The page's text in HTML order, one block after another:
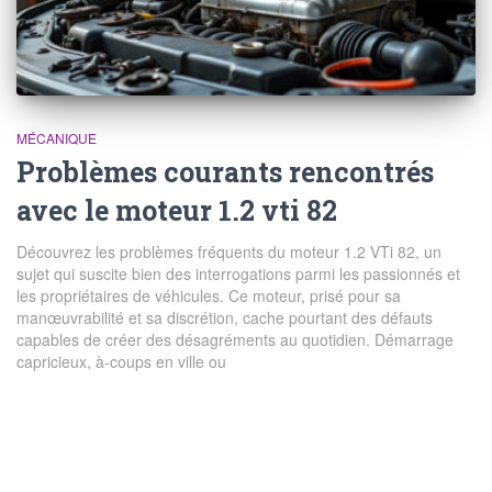
MÉCANIQUE
Problèmes courants rencontrés
avec le moteur 1.2 vti 82
Découvrez les problèmes fréquents du moteur 1.2 VTi 82, un
sujet qui suscite bien des interrogations parmi les passionnés et
les propriétaires de véhicules. Ce moteur, prisé pour sa
manœuvrabilité et sa discrétion, cache pourtant des défauts
capables de créer des désagréments au quotidien. Démarrage
capricieux, à-coups en ville ou